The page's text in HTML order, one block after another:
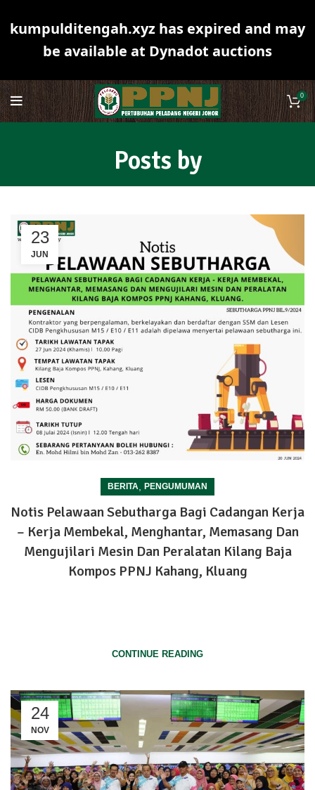
0
Posts by
23
JUN
BERITA PENGUMUMAN
Notis Pelawaan Sebutharga Bagi Cadangan Kerja
– Kerja Membekal, Menghantar, Memasang Dan
Mengujilari Mesin Dan Peralatan Kilang Baja
Kompos PPNJ Kahang, Kluang
CONTINUE READING
24
NOV
kumpulditengah.xyz has expired and may
be available at Dynadot auctions